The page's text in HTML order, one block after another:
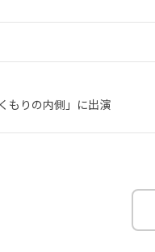
もりの内側」に出演